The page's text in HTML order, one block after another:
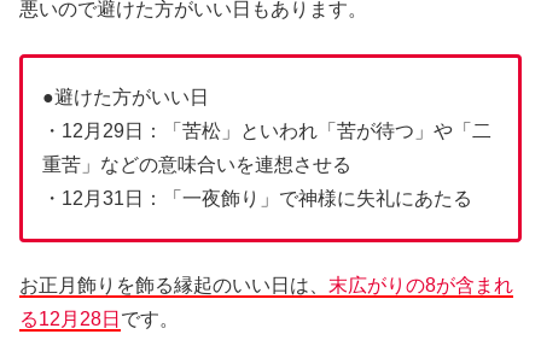
悪いので避けた方がいい日もあります。
●避けた方がいい日
・12月29日：「苦松」といわれ「苦が待つ」や「二
重苦」などの意味合いを連想させる
・12月31日：「一夜飾り」で神様に失礼にあたる
お正月飾りを飾る縁起のいい日は、 末広がりの8が含まれ
る12月28日 です。